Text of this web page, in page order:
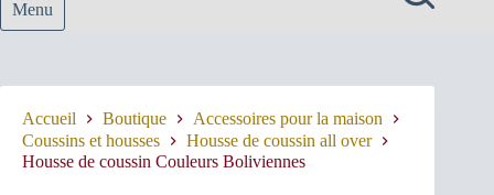
Menu
Accueil Boutique
Accessoires pour la maison
Coussins et housses
Housse de coussin all over
Housse de coussin Couleurs Boliviennes